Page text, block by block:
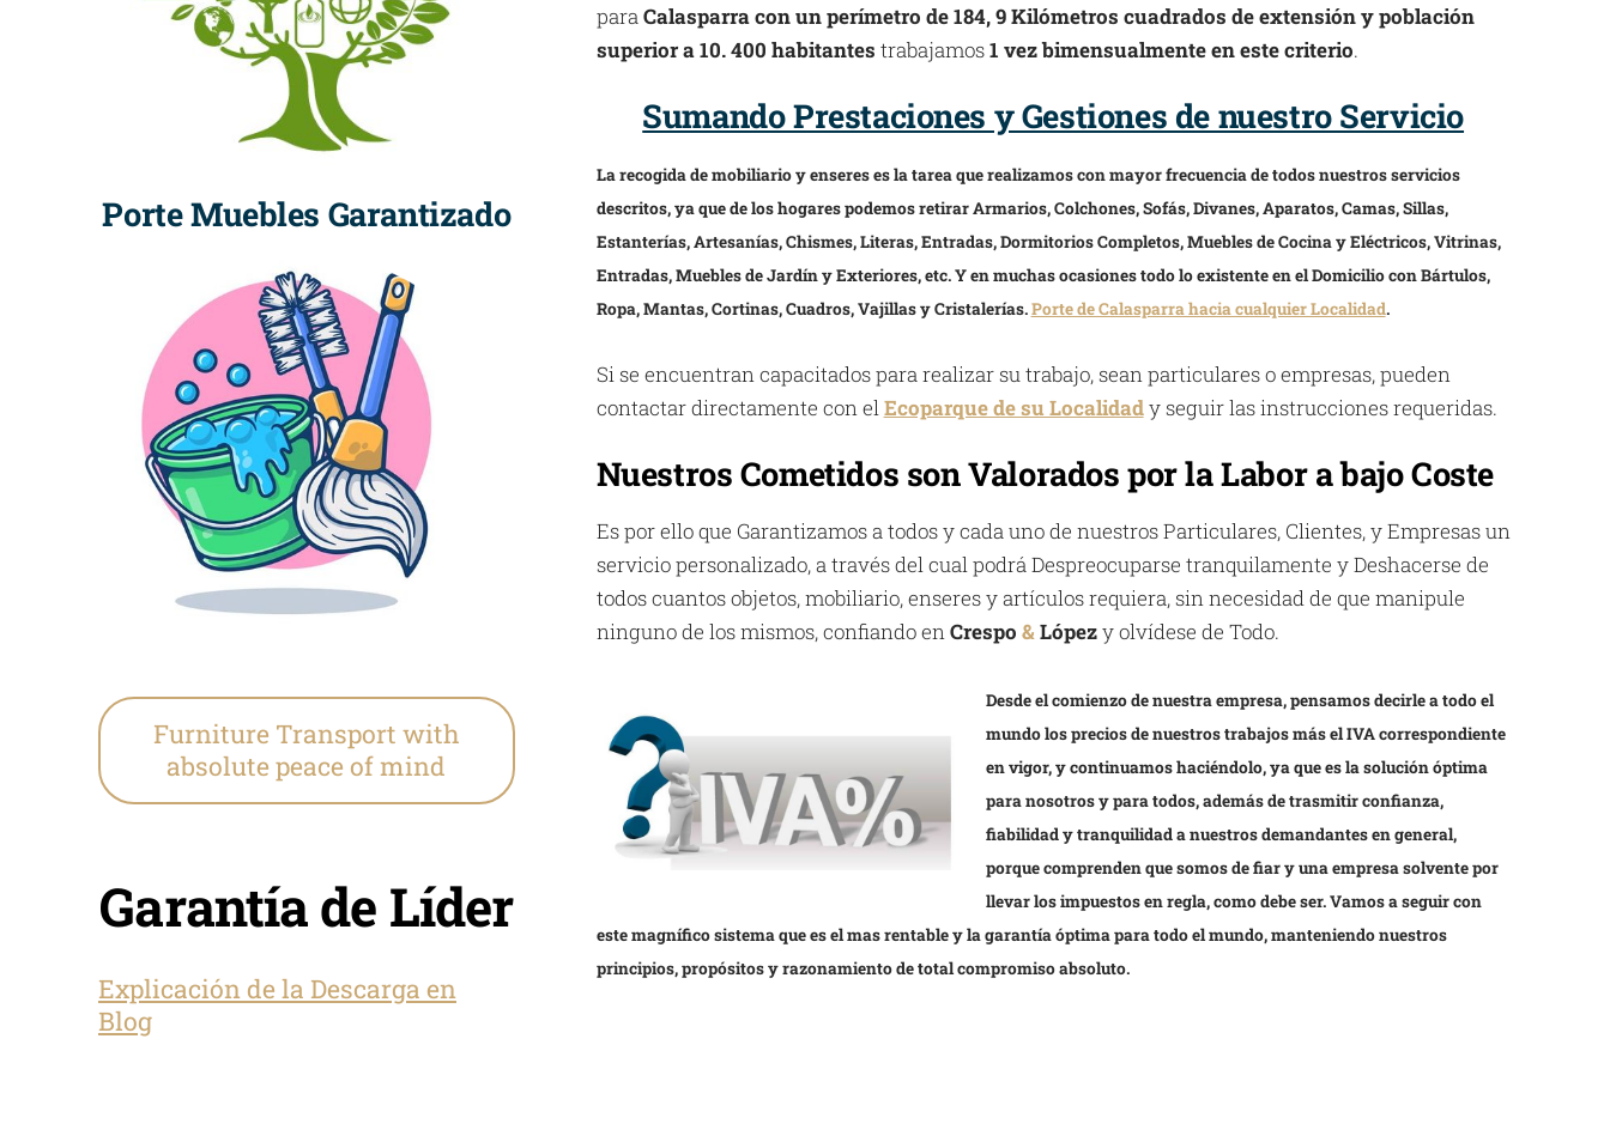
Porte Muebles Garantizado
Furniture Transport with
absolute peace of mind
Garantía de Líder
Explicación de la Descarga en
Blog
paraCalasparra con un perímetro de 184, 9 Kilómetros cuadrados de extensión y población
superior a 10. 400 habitantes trabajamos1 vez bimensualmente en este criterio.
Sumando Prestaciones y Gestiones de nuestro Servicio
La recogida de mobiliario y enseres es la tarea que realizamos con mayor frecuencia de todos nuestros servicios
descritos, ya que de los hogares podemos retirar Armarios, Colchones, Sofás, Divanes, Aparatos, Camas, Sillas,
Estanterías, Artesanías, Chismes, Literas, Entradas, Dormitorios Completos, Muebles de Cocina y Eléctricos, Vitrinas,
Entradas, Muebles de Jardín y Exteriores, etc. Y en muchas ocasiones todo lo existente en el Domicilio con Bártulos,
Ropa, Mantas, Cortinas, Cuadros, Vajillas y Cristalerías.Porte de Calasparra hacia cualquier Localidad.
Si se encuentran capacitados para realizar su trabajo, sean particulares o empresas, pueden
contactar directamente con elEcoparque de su Localidady seguir las instrucciones requeridas.
Nuestros Cometidos son Valorados por la Labor a bajo Coste
Es por ello que Garantizamos a todos y cada uno de nuestros Particulares, Clientes, y Empresas un
servicio personalizado, a través del cual podrá Despreocuparse tranquilamente y Deshacerse de
todos cuantos objetos, mobiliario, enseres y artículos requiera, sin necesidad de que manipule
ninguno de los mismos, confiando enCrespo &Lópezy olvídese de Todo.
Desde el comienzo de nuestra empresa, pensamos decirle a todo el
mundo los precios de nuestros trabajos más el IVA correspondiente
en vigor, y continuamos haciéndolo, ya que es la solución óptima
para nosotros y para todos, además de trasmitir confianza,
fiabilidad y tranquilidad a nuestros demandantes en general,
porque comprenden que somos de fiar y una empresa solvente por
llevar los impuestos en regla, como debe ser. Vamos a seguir con
este magnífico sistema que es el mas rentable y la garantía óptima para todo el mundo, manteniendo nuestros
principios, propósitos y razonamiento de total compromiso absoluto.